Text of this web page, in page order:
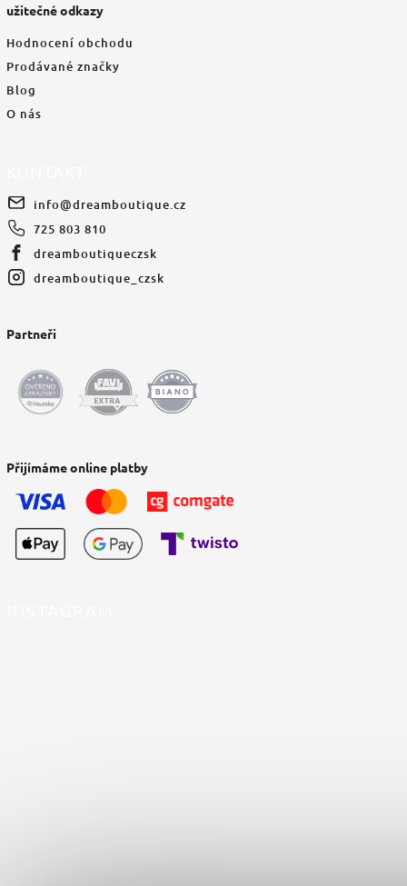
užitečné odkazy
Hodnocení obchodu
Prodávané značky
Blog
O nás
info@dreamboutique.cz
725 803 810
dreamboutiqueczsk
dreamboutique_czsk
Partneři
Přijímáme online platby